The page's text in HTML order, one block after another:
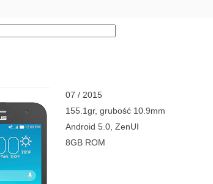
07 / 2015
155.1gr, grubość 10.9mm
Android 5.0, ZenUI
8GB ROM